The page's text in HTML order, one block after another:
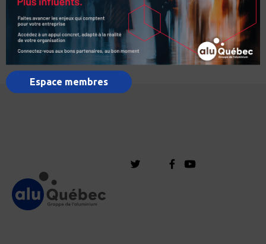
Espace membres